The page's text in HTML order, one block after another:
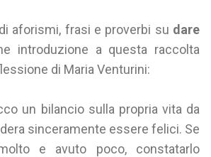
aforismi, frasi e proverbi su dare
introduzione a questa raccolta
di Maria Venturini:
un bilancio sulla propria vita da
sinceramente essere felici. Se
e avuto poco, constatarlo